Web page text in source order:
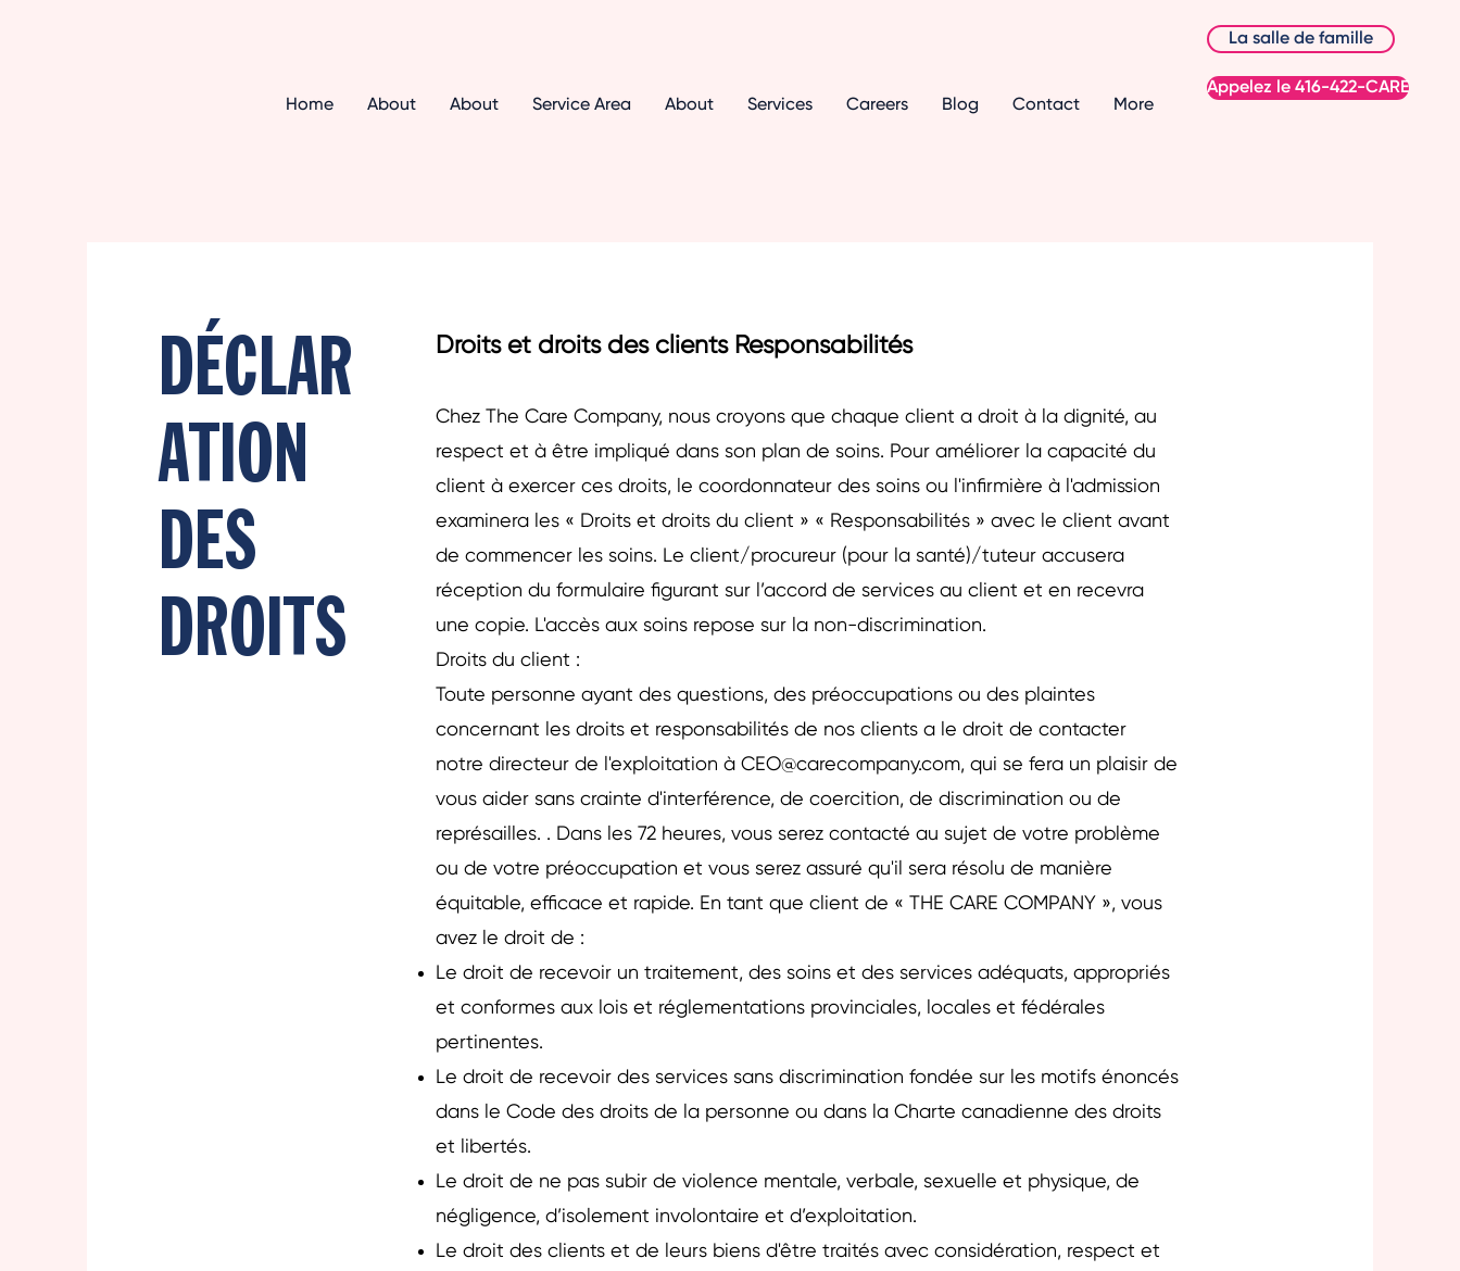
Home About About Service Area About Services Careers Blog Contact More
La salle de famille
Appelez le 416-422-CARE
DÉCLAR
ATION
DES
DROITS
Droits et droits des clients Responsabilités
Chez The Care Company, nous croyons que chaque client a droit à la dignité, au
respect et à être impliqué dans son plan de soins. Pour améliorer la capacité du
client à exercer ces droits, le coordonnateur des soins ou l'infirmière à l'admission
examinera les « Droits et droits du client » « Responsabilités » avec le client avant
de commencer les soins. Le client/procureur (pour la santé)/tuteur accusera
réception du formulaire figurant sur l’accord de services au client et en recevra
une copie. L'accès aux soins repose sur la non-discrimination.
Droits du client :
Toute personne ayant des questions, des préoccupations ou des plaintes
concernant les droits et responsabilités de nos clients a le droit de contacter
notre directeur de l'exploitation à CEO@carecompany.com, qui se fera un plaisir de
vous aider sans crainte d'interférence, de coercition, de discrimination ou de
représailles. . Dans les 72 heures, vous serez contacté au sujet de votre problème
ou de votre préoccupation et vous serez assuré qu'il sera résolu de manière
équitable, efficace et rapide. En tant que client de « THE CARE COMPANY », vous
avez le droit de :
Le droit de recevoir un traitement, des soins et des services adéquats, appropriés
et conformes aux lois et réglementations provinciales, locales et fédérales
pertinentes.
Le droit de recevoir des services sans discrimination fondée sur les motifs énoncés
dans le Code des droits de la personne ou dans la Charte canadienne des droits
et libertés.
Le droit de ne pas subir de violence mentale, verbale, sexuelle et physique, de
négligence, d’isolement involontaire et d’exploitation.
Le droit des clients et de leurs biens d'être traités avec considération, respect et